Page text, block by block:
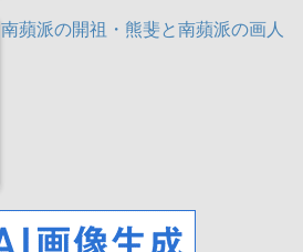
南蘋派の開祖・熊斐と南蘋派の画人